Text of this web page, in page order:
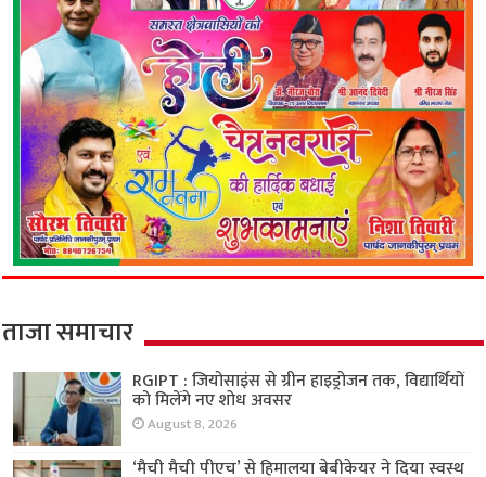
ताजा समाचार
RGIPT : जियोसाइंस से ग्रीन हाइड्रोजन तक, विद्यार्थियों
को मिलेंगे नए शोध अवसर
August 8, 2026
‘मैची मैची पीएच’ से हिमालया बेबीकेयर ने दिया स्वस्थ